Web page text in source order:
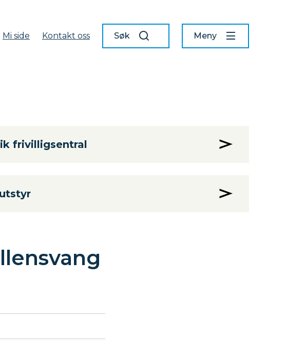
Mi side Kontakt oss Søk Meny
frivilligsentral